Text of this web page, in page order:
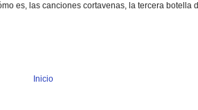
es, las canciones cortavenas, la tercera botella
Inicio